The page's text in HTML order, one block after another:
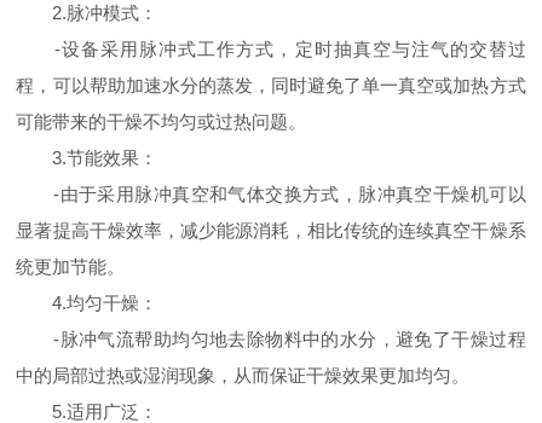
2.脉冲模式：
-设备采用脉冲式工作方式，定时抽真空与注气的交替过
程，可以帮助加速水分的蒸发，同时避免了单一真空或加热方式
可能带来的干燥不均匀或过热问题。
3.节能效果：
-由于采用脉冲真空和气体交换方式，脉冲真空干燥机可以
显著提高干燥效率，减少能源消耗，相比传统的连续真空干燥系
统更加节能。
4.均匀干燥：
-脉冲气流帮助均匀地去除物料中的水分，避免了干燥过程
中的局部过热或湿润现象，从而保证干燥效果更加均匀。
5.适用广泛：